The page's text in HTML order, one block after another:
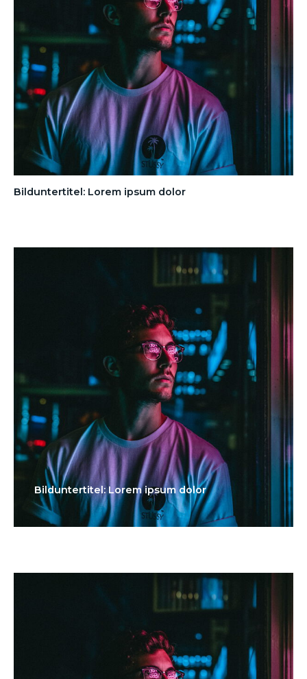
Bilduntertitel: Lorem ipsum dolor
Bilduntertitel: Lorem ipsum dolor